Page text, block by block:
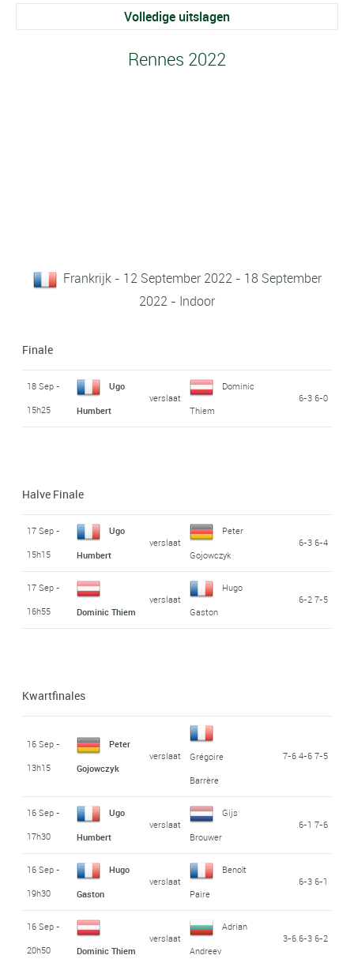
Volledige uitslagen
Rennes 2022
Frankrijk - 12 September 2022 - 18 September
2022 - Indoor
Finale
18 Sep -
15h25
Ugo
Humbert
verslaat
Dominic
Thiem
6-3 6-0
Halve Finale
17 Sep -
15h15
Ugo
Humbert
verslaat
Peter
Gojowczyk
6-3 6-4
17 Sep -
16h55
Dominic Thiem
verslaat
Hugo
Gaston
6-2 7-5
Kwartfinales
16 Sep -
13h15
Peter
Gojowczyk
verslaat
Grégoire
Barrère
7-6 4-6 7-5
16 Sep -
17h30
Ugo
Humbert
verslaat
Gijs
Brouwer
6-1 7-6
16 Sep -
19h30
Hugo
Gaston
verslaat
Benoît
Paire
6-3 6-1
16 Sep -
20h50
Dominic Thiem
verslaat
Adrian
Andreev
3-6 6-3 6-2